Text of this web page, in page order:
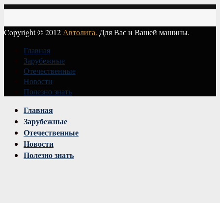
Copyright © 2012 Автолига. Для Вас и Вашей машины.
Главная
Зарубежные
Отечественные
Новости
Полезно знать
Главная
Зарубежные
Отечественные
Новости
Полезно знать